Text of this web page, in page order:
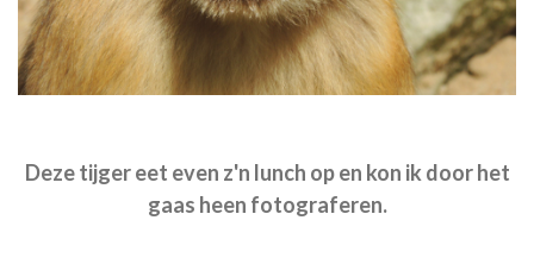
Deze tijger eet even z'n lunch op en kon ik door het
gaas heen fotograferen.